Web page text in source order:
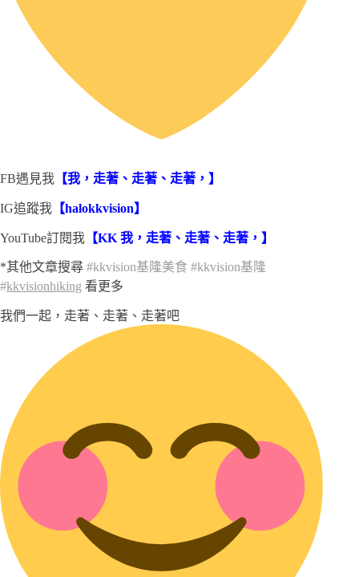
FB遇見我 【我，走著、走著、走著， 】
IG追蹤我 【halokkvision】
YouTube訂閱我 【KK 我，走著、走著、走著， 】
*其他文章搜尋 #kkvision基隆美食 #kkvision基隆
#kkvisionhiking 看更多
我們一起，走著、走著、走著吧